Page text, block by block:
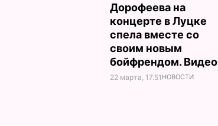
Дорофеева на
концерте в Луцке
спела вместе со
своим новым
бойфрендом. Видео
22 марта, 17.51 НОВОСТИ